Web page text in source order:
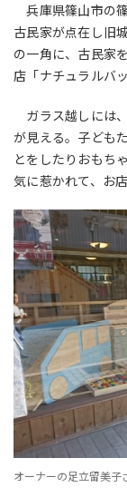
兵庫県篠山市の
古民家が点在し旧
の一角に、古民家
店「ナチュラルバ
ガラス越しには
が見える。子ども
とをしたりおもち
気に惹かれて、お
オーナーの足立留美子